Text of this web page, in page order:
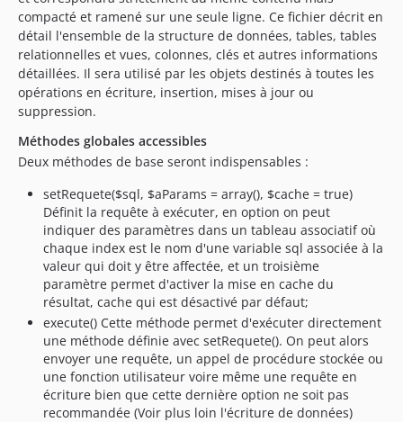
compacté et ramené sur une seule ligne. Ce fichier décrit en
détail l'ensemble de la structure de données, tables, tables
relationnelles et vues, colonnes, clés et autres informations
détaillées. Il sera utilisé par les objets destinés à toutes les
opérations en écriture, insertion, mises à jour ou
suppression.
Méthodes globales accessibles
Deux méthodes de base seront indispensables :
setRequete($sql, $aParams = array(), $cache = true)
Définit la requête à exécuter, en option on peut
indiquer des paramètres dans un tableau associatif où
chaque index est le nom d'une variable sql associée à la
valeur qui doit y être affectée, et un troisième
paramètre permet d'activer la mise en cache du
résultat, cache qui est désactivé par défaut;
execute() Cette méthode permet d'exécuter directement
une méthode définie avec setRequete(). On peut alors
envoyer une requête, un appel de procédure stockée ou
une fonction utilisateur voire même une requête en
écriture bien que cette dernière option ne soit pas
recommandée (Voir plus loin l'écriture de données)